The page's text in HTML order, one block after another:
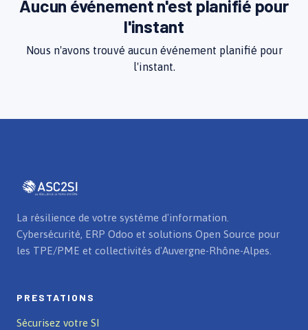
Aucun événement n'est planifié pour
l'instant
Nous n'avons trouvé aucun événement planifié pour
l'instant.
La résilience de votre système d'information.
Cybersécurité, ERP Odoo et solutions Open Source pour
les TPE/PME et collectivités d'Auvergne-Rhône-Alpes.
PRESTATIONS
Sécurisez votre SI